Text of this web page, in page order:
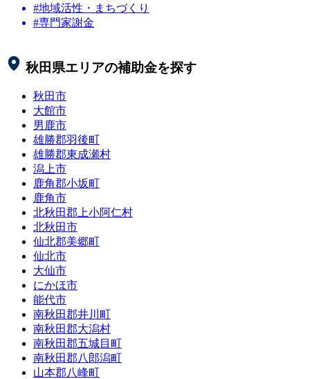
#地域活性・まちづくり
#専門家謝金
秋田県エリアの補助金を探す
秋田市
大館市
男鹿市
雄勝郡羽後町
雄勝郡東成瀬村
潟上市
鹿角郡小坂町
鹿角市
北秋田郡上小阿仁村
北秋田市
仙北郡美郷町
仙北市
大仙市
にかほ市
能代市
南秋田郡井川町
南秋田郡大潟村
南秋田郡五城目町
南秋田郡八郎潟町
山本郡八峰町